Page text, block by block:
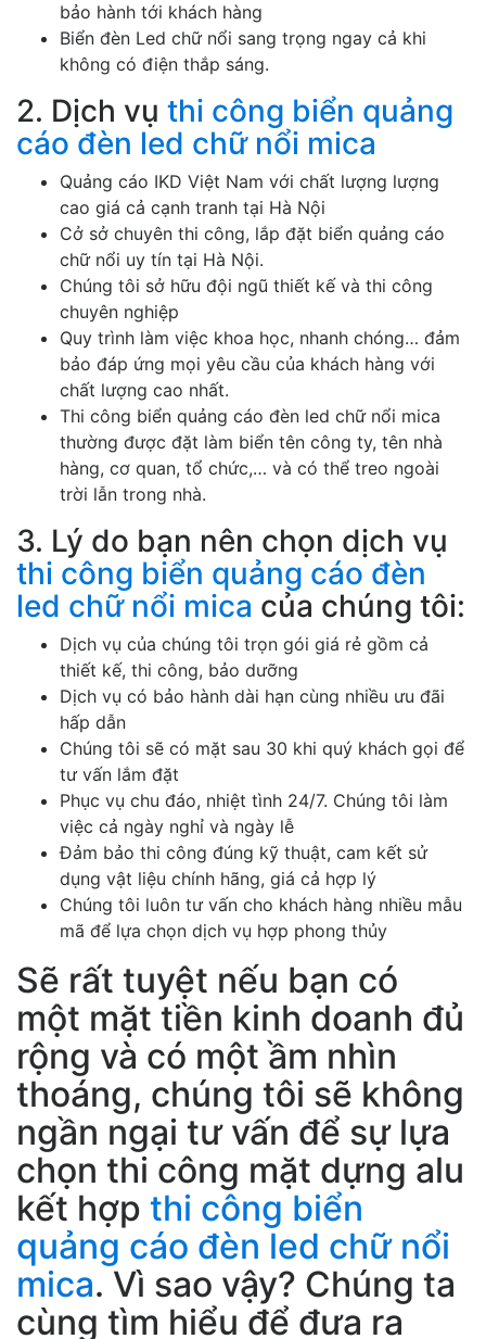
bảo hành tới khách hàng
Biển đèn Led chữ nổi sang trọng ngay cả khi
không có điện thắp sáng.
2. Dịch vụ thi công biển quảng
cáo đèn led chữ nổi mica
Quảng cáo IKD Việt Nam với chất lượng lượng
cao giá cả cạnh tranh tại Hà Nội
Cở sở chuyên thi công, lắp đặt biển quảng cáo
chữ nổi uy tín tại Hà Nội.
Chúng tôi sở hữu đội ngũ thiết kế và thi công
chuyên nghiệp
Quy trình làm việc khoa học, nhanh chóng… đảm
bảo đáp ứng mọi yêu cầu của khách hàng với
chất lượng cao nhất.
Thi công biển quảng cáo đèn led chữ nổi mica
thường được đặt làm biển tên công ty, tên nhà
hàng, cơ quan, tổ chức,… và có thể treo ngoài
trời lẫn trong nhà.
3. Lý do bạn nên chọn dịch vụ
thi công biển quảng cáo đèn
led chữ nổi mica của chúng tôi:
Dịch vụ của chúng tôi trọn gói giá rẻ gồm cả
thiết kế, thi công, bảo dưỡng
Dịch vụ có bảo hành dài hạn cùng nhiều ưu đãi
hấp dẫn
Chúng tôi sẽ có mặt sau 30 khi quý khách gọi để
tư vấn lắm đặt
Phục vụ chu đáo, nhiệt tình 24/7. Chúng tôi làm
việc cả ngày nghỉ và ngày lễ
Đảm bảo thi công đúng kỹ thuật, cam kết sử
dụng vật liệu chính hãng, giá cả hợp lý
Chúng tôi luôn tư vấn cho khách hàng nhiều mẫu
mã để lựa chọn dịch vụ hợp phong thủy
Sẽ rất tuyệt nếu bạn có
một mặt tiền kinh doanh đủ
rộng và có một ầm nhìn
thoáng, chúng tôi sẽ không
ngần ngại tư vấn để sự lựa
chọn thi công mặt dựng alu
kết hợp thi công biển
quảng cáo đèn led chữ nổi
mica. Vì sao vậy? Chúng ta
cùng tìm hiểu để đưa ra